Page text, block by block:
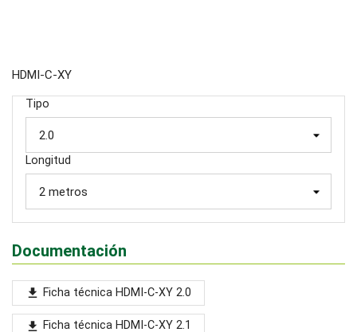
HDMI-C-XY
Tipo
Longitud
Documentación
file_download Ficha técnica HDMI-C-XY 2.0
file_download Ficha técnica HDMI-C-XY 2.1